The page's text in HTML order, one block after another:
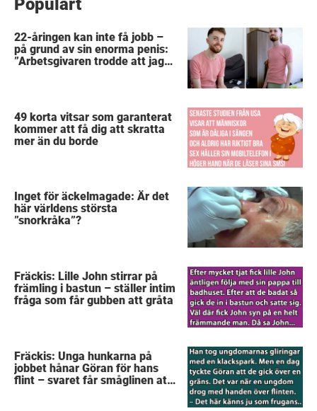
Populärt
22-åringen kan inte få jobb –
på grund av sin enorma penis:
”Arbetsgivaren trodde att jag
49 korta vitsar som garanterat
kommer att få dig att skratta
mer än du borde
Inget för äckelmagade: Är det
här världens största
”snorkråka”?
Fräckis: Lille John stirrar på
främling i bastun – ställer intim
fråga som får gubben att gråta
Fräckis: Unga hunkarna på
jobbet hånar Göran för hans
flint – svaret får småglinen att